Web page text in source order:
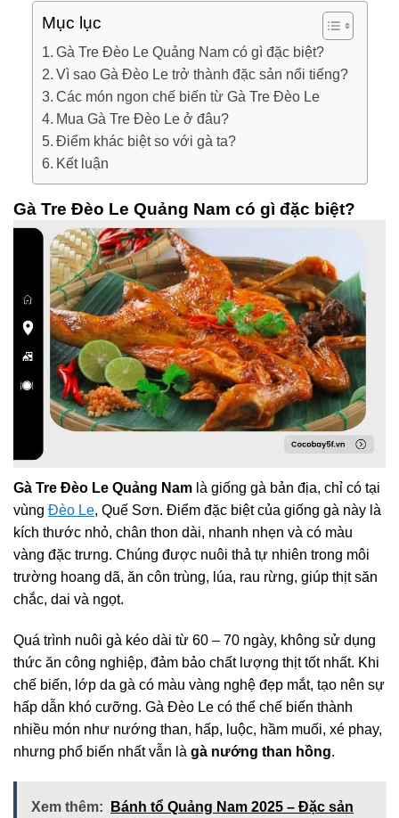
Mục lục
Gà Tre Đèo Le Quảng Nam có gì đặc biệt?
Vì sao Gà Đèo Le trở thành đặc sản nổi tiếng?
Các món ngon chế biến từ Gà Tre Đèo Le
Mua Gà Tre Đèo Le ở đâu?
Điểm khác biệt so với gà ta?
Kết luận
Gà Tre Đèo Le Quảng Nam có gì đặc biệt?
Gà Tre Đèo Le Quảng Nam là giống gà bản địa, chỉ có tại
vùng Đèo Le, Quế Sơn. Điểm đặc biệt của giống gà này là
kích thước nhỏ, chân thon dài, nhanh nhẹn và có màu
vàng đặc trưng. Chúng được nuôi thả tự nhiên trong môi
trường hoang dã, ăn côn trùng, lúa, rau rừng, giúp thịt săn
chắc, dai và ngọt.
Quá trình nuôi gà kéo dài từ 60 – 70 ngày, không sử dụng
thức ăn công nghiệp, đảm bảo chất lượng thịt tốt nhất. Khi
chế biến, lớp da gà có màu vàng nghệ đẹp mắt, tạo nên sự
hấp dẫn khó cưỡng. Gà Đèo Le có thể chế biến thành
nhiều món như nướng than, hấp, luộc, hầm muối, xé phay,
nhưng phổ biến nhất vẫn là gà nướng than hồng.
Xem thêm:
​Bánh tổ Quảng Nam 2025 – Đặc sản